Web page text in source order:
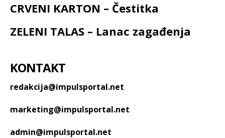
CRVENI KARTON – Čestitka
ZELENI TALAS – Lanac zagađenja
KONTAKT
redakcija@impulsportal.net
marketing@impulsportal.net
admin@impulsportal.net